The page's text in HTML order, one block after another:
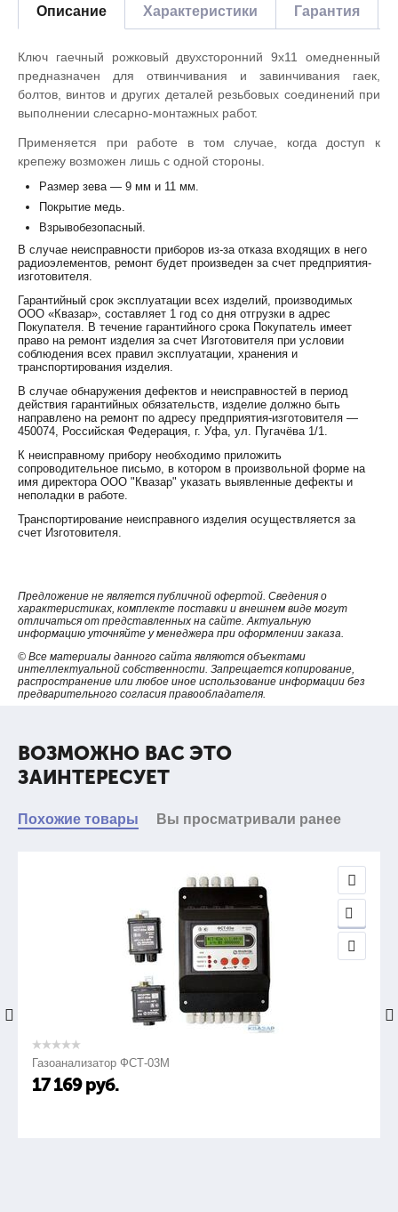
Описание Характеристики Гарантия
Ключ гаечный рожковый двухсторонний 9х11 омедненный
предназначен для отвинчивания и завинчивания гаек,
болтов, винтов и других деталей резьбовых соединений при
выполнении слесарно-монтажных работ.
Применяется при работе в том случае, когда доступ к
крепежу возможен лишь с одной стороны.
Размер зева — 9 мм и 11 мм.
Покрытие медь.
Взрывобезопасный.
В случае неисправности приборов из-за отказа входящих в него
радиоэлементов, ремонт будет произведен за счет предприятия-
изготовителя.
Гарантийный срок эксплуатации всех изделий, производимых
ООО «Квазар», составляет 1 год со дня отгрузки в адрес
Покупателя. В течение гарантийного срока Покупатель имеет
право на ремонт изделия за счет Изготовителя при условии
соблюдения всех правил эксплуатации, хранения и
транспортирования изделия.
В случае обнаружения дефектов и неисправностей в период
действия гарантийных обязательств, изделие должно быть
направлено на ремонт по адресу предприятия-изготовителя —
450074, Российская Федерация, г. Уфа, ул. Пугачёва 1/1.
К неисправному прибору необходимо приложить
сопроводительное письмо, в котором в произвольной форме на
имя директора ООО "Квазар" указать выявленные дефекты и
неполадки в работе.
Транспортирование неисправного изделия осуществляется за
счет Изготовителя.
Предложение не является публичной офертой. Сведения о
характеристиках, комплекте поставки и внешнем виде могут
отличаться от представленных на сайте. Актуальную
информацию уточняйте у менеджера при оформлении заказа.
© Все материалы данного сайта являются объектами
интеллектуальной собственности. Запрещается копирование,
распространение или любое иное использование информации без
предварительного согласия правообладателя.
ВОЗМОЖНО ВАС ЭТО
ЗАИНТЕРЕСУЕТ
Похожие товары Вы просматривали ранее
Газоанализатор ФСТ-03М
17 169 руб.